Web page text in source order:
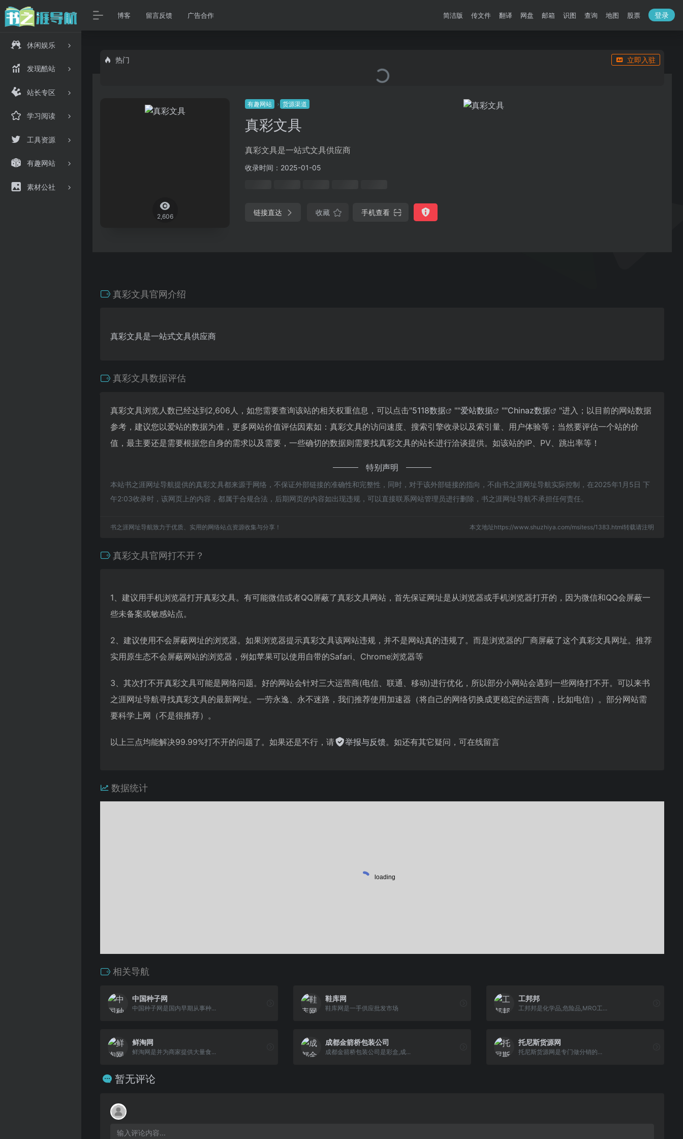
休闲娱乐
发现酷站
站长专区
学习阅读
工具资源
有趣网站
素材公社
博客 留言反馈 广告合作 简洁版 传文件 翻译 网盘 邮箱 识图 查询 地图 股票 登录
热门 立即入驻
2,606
有趣网站 货源渠道
真彩文具
真彩文具是一站式文具供应商
收录时间：2025-01-05
链接直达 收藏 手机查看
真彩文具官网介绍
真彩文具是一站式文具供应商
真彩文具数据评估
真彩文具浏览人数已经达到2,606人，如您需要查询该站的相关权重信息，可以点击"5118数据 ""爱站数据 ""Chinaz数据
"进入；以目前的网站数据
参考，建议您以爱站的数据为准，更多网站价值评估因素如：真彩文具的访问速度、搜索引擎收录以及索引量、用户体验等；当然要评估一个站的价
值，最主要还是需要根据您自身的需求以及需要，一些确切的数据则需要找真彩文具的站长进行洽谈提供。如该站的IP、PV、跳出率等！
特别声明
本站书之涯网址导航提供的真彩文具都来源于网络，不保证外部链接的准确性和完整性，同时，对于该外部链接的指向，不由书之涯网址导航实际控制，在2025年1月5日 下
午2:03收录时，该网页上的内容，都属于合规合法，后期网页的内容如出现违规，可以直接联系网站管理员进行删除，书之涯网址导航不承担任何责任。
书之涯网址导航致力于优质、实用的网络站点资源收集与分享！ 本文地址https://www.shuzhiya.com/msitess/1383.html转载请注明
真彩文具官网打不开？
1、建议用手机浏览器打开真彩文具。有可能微信或者QQ屏蔽了真彩文具网站，首先保证网址是从浏览器或手机浏览器打开的，因为微信和QQ会屏蔽一
些未备案或敏感站点。
2、建议使用不会屏蔽网址的浏览器。如果浏览器提示真彩文具该网站违规，并不是网站真的违规了。而是浏览器的厂商屏蔽了这个真彩文具网址。推荐
实用原生态不会屏蔽网站的浏览器，例如苹果可以使用自带的Safari、Chrome浏览器等
3、其次打不开真彩文具可能是网络问题。好的网站会针对三大运营商(电信、联通、移动)进行优化，所以部分小网站会遇到一些网络打不开。可以来书
之涯网址导航寻找真彩文具的最新网址。一劳永逸、永不迷路，我们推荐使用加速器（将自己的网络切换成更稳定的运营商，比如电信）。部分网站需
要科学上网（不是很推荐）。
以上三点均能解决99.99%打不开的问题了。如果还是不行，请 举报与反馈。如还有其它疑问，可在线留言
数据统计
相关导航
中国种子网
中国种子网是国内早期从事种...
鞋库网
鞋库网是一手供应批发市场
工邦邦
工邦邦是化学品,危险品,MRO工...
鲜淘网
鲜淘网是并为商家提供大量食...
成都金箭桥包装公司
成都金箭桥包装公司是彩盒,成...
托尼斯货源网
托尼斯货源网是专门做分销的...
暂无评论